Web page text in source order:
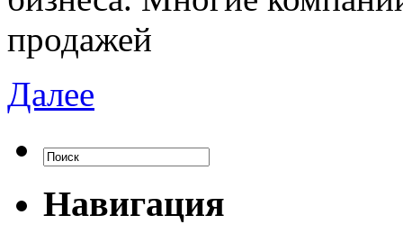
продажей
Далее
Навигация